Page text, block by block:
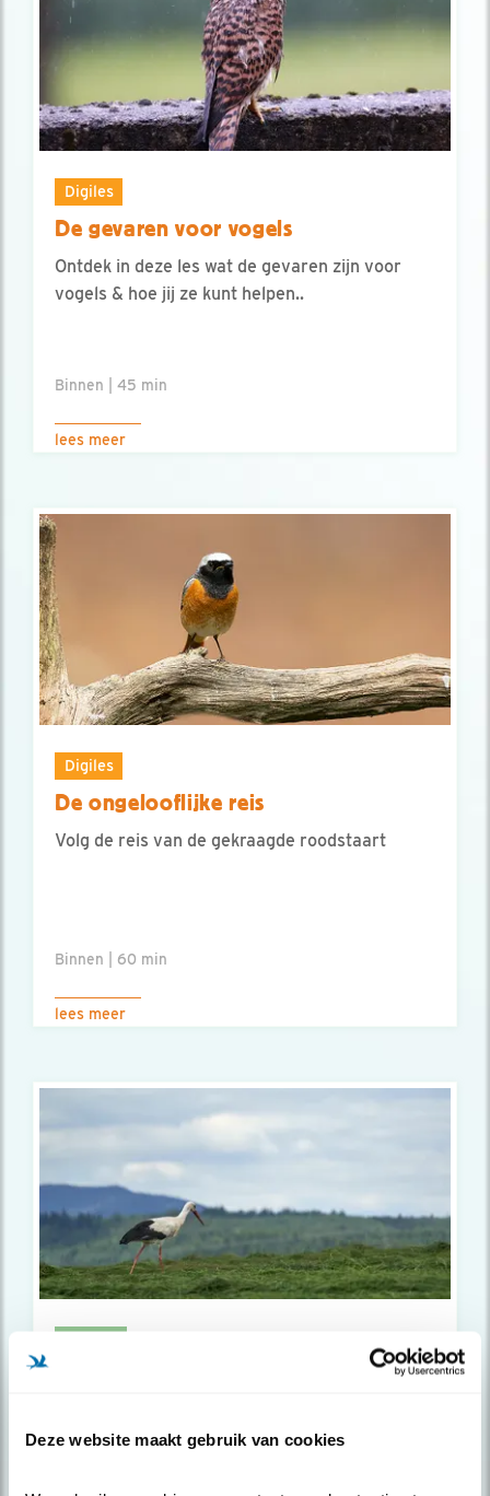
Deze website maakt gebruik van cookies
Digiles
De gevaren voor vogels
Ontdek in deze les wat de gevaren zijn voor
vogels & hoe jij ze kunt helpen..
Binnen | 45 min
lees meer
Digiles
De ongelooflijke reis
Volg de reis van de gekraagde roodstaart
Binnen | 60 min
lees meer
Doolhof - Help de ooievaar is zijn
De ooievaar is zijn kind kwijt in het doolhof!